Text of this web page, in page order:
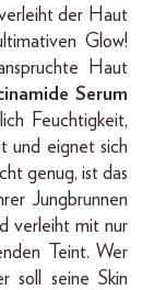
der Haut
Glow!
Haut
Serum
Feuchtigkeit,
und eignet sich
genug, ist das
Jungbrunnen
verleiht mit nur
Teint. Wer
soll seine Skin